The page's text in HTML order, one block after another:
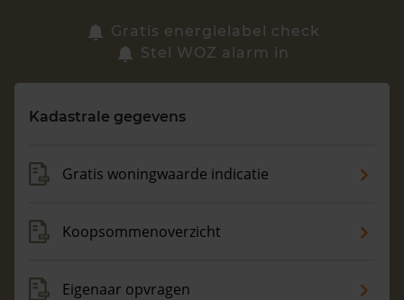
Zoek een woning
Maandag t/m vrijdag - 08:00 -18:00
Gratis energielabel check
Stel WOZ alarm in
Kadastrale gegevens
Gratis woningwaarde indicatie
Koopsommenoverzicht
Eigenaar opvragen